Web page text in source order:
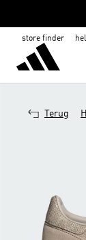
store finder
Terug